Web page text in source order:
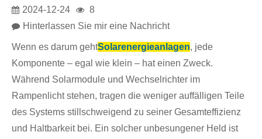
2024-12-24
8
Hinterlassen Sie mir eine Nachricht
Wenn es darum gehtSolarenergieanlagen, jede
Komponente – egal wie klein – hat einen Zweck.
Während Solarmodule und Wechselrichter im
Rampenlicht stehen, tragen die weniger auffälligen Teile
des Systems stillschweigend zu seiner Gesamteffizienz
und Haltbarkeit bei. Ein solcher unbesungener Held ist